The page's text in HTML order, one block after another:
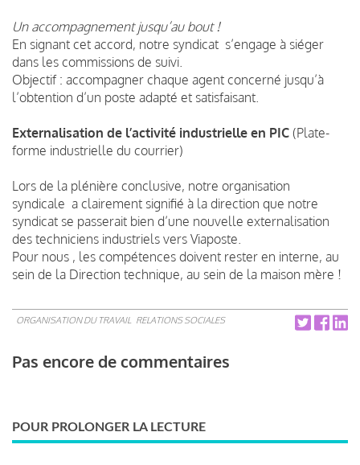
Un accompagnement jusqu’au bout !
En signant cet accord, notre syndicat s’engage à siéger
dans les commissions de suivi.
Objectif : accompagner chaque agent concerné jusqu’à
l’obtention d’un poste adapté et satisfaisant.
Externalisation de l’activité industrielle en PIC (Plate-
forme industrielle du courrier)
Lors de la plénière conclusive, notre organisation
syndicale a clairement signifié à la direction que notre
syndicat se passerait bien d’une nouvelle externalisation
des techniciens industriels vers Viaposte.
Pour nous , les compétences doivent rester en interne, au
sein de la Direction technique, au sein de la maison mère !
ORGANISATION DU TRAVAIL RELATIONS SOCIALES
Pas encore de commentaires
POUR PROLONGER LA LECTURE